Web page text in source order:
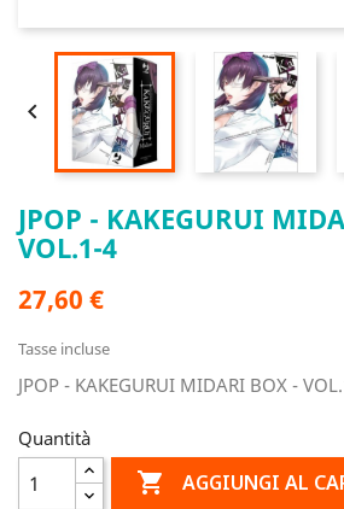

JPOP - KAKEGURUI
VOL.1-4
27,60 €
Tasse incluse
JPOP - KAKEGURUI MIDARI BOX -
Quantità
 AGGIUNGI AL